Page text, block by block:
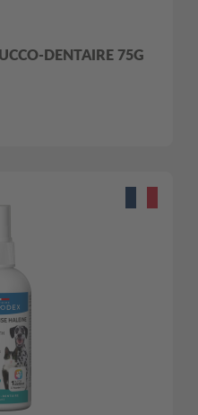
DENTAIRE 75G